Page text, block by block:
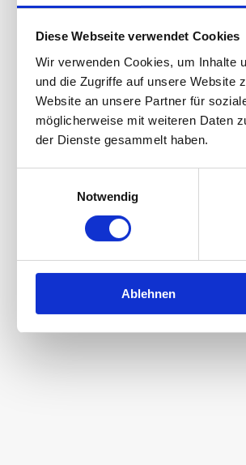
Diese Webseite verwendet Cookies
Wir verwenden Cookies, um Inhalte
und die Zugriffe auf unsere Website
Website an unsere Partner für
möglicherweise mit weiteren Daten
der Dienste gesammelt haben.
Notwendig
Ablehnen
Milk
46g